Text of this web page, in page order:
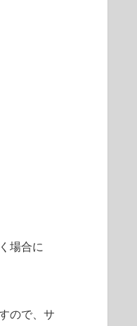
場合に
ので、サ